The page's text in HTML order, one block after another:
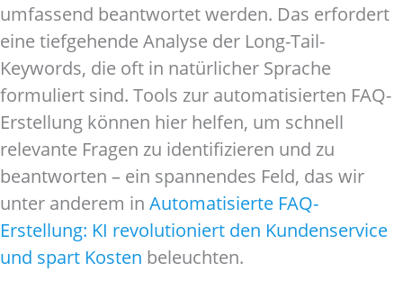
umfassend beantwortet werden. Das erfordert
eine tiefgehende Analyse der Long-Tail-
Keywords, die oft in natürlicher Sprache
formuliert sind. Tools zur automatisierten FAQ-
Erstellung können hier helfen, um schnell
relevante Fragen zu identifizieren und zu
beantworten – ein spannendes Feld, das wir
unter anderem in Automatisierte FAQ-
Erstellung: KI revolutioniert den Kundenservice
und spart Kosten beleuchten.